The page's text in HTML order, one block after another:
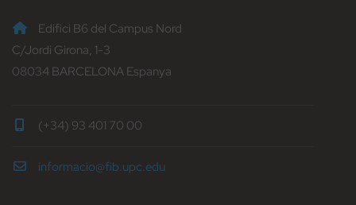
Edifici B6 del Campus Nord
C/Jordi Girona, 1-3
08034 BARCELONA Espanya
(+34) 93 401 70 00
informacio@fib.upc.edu